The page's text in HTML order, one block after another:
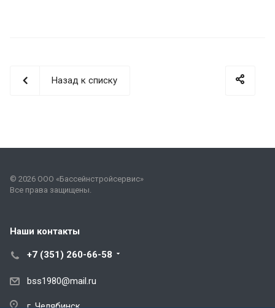
Назад к списку
© 2026 ООО «Бассейнстройсервис»
Все права защищены.
Наши контакты
+7 (351) 260-66-58
bss1980@mail.ru